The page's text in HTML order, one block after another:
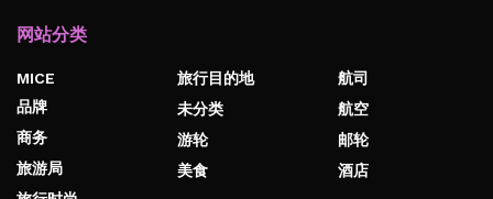
网站分类
MICE
品牌
商务
旅游局
旅行目的地
未分类
游轮
美食
航司
航空
邮轮
酒店